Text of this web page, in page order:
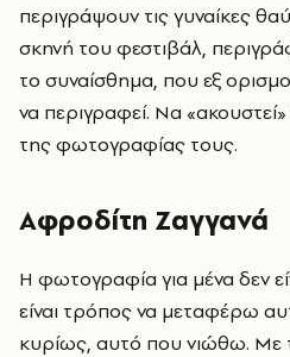
περιγράψουν τις γυναίκες
σκηνή του φεστιβάλ,
το συναίσθημα, που εξ
να περιγραφεί. Να
της φωτογραφίας τους.
Αφροδίτη Ζαγγανά
Η φωτογραφία για μένα δεν
είναι τρόπος να μεταφέρω
κυρίως, αυτό που νιώθω. Με